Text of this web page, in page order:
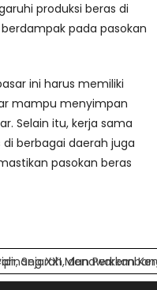
produksi beras di
pada pasokan
ini harus memiliki
mampu menyimpan
Selain itu, kerja sama
berbagai daerah juga
pasokan beras
Sejarah, dan
XXI Menawarkan